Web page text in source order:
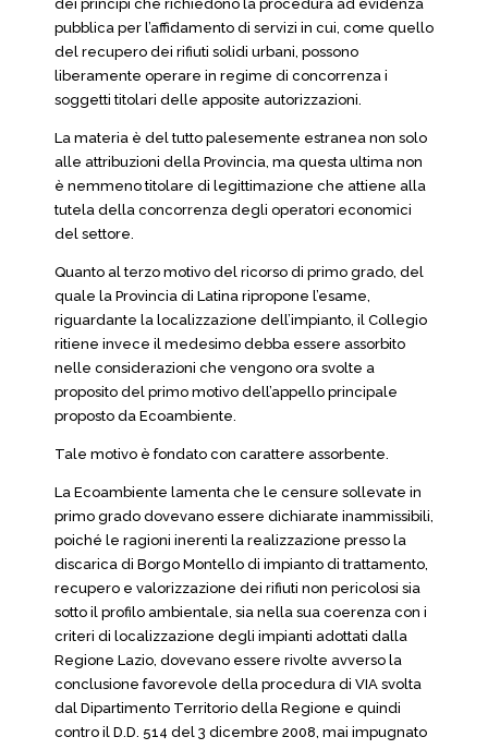
dei principi che richiedono la procedura ad evidenza
pubblica per l’affidamento di servizi in cui, come quello
del recupero dei rifiuti solidi urbani, possono
liberamente operare in regime di concorrenza i
soggetti titolari delle apposite autorizzazioni.
La materia è del tutto palesemente estranea non solo
alle attribuzioni della Provincia, ma questa ultima non
è nemmeno titolare di legittimazione che attiene alla
tutela della concorrenza degli operatori economici
del settore.
Quanto al terzo motivo del ricorso di primo grado, del
quale la Provincia di Latina ripropone l’esame,
riguardante la localizzazione dell’impianto, il Collegio
ritiene invece il medesimo debba essere assorbito
nelle considerazioni che vengono ora svolte a
proposito del primo motivo dell’appello principale
proposto da Ecoambiente.
Tale motivo è fondato con carattere assorbente.
La Ecoambiente lamenta che le censure sollevate in
primo grado dovevano essere dichiarate inammissibili,
poiché le ragioni inerenti la realizzazione presso la
discarica di Borgo Montello di impianto di trattamento,
recupero e valorizzazione dei rifiuti non pericolosi sia
sotto il profilo ambientale, sia nella sua coerenza con i
criteri di localizzazione degli impianti adottati dalla
Regione Lazio, dovevano essere rivolte avverso la
conclusione favorevole della procedura di VIA svolta
dal Dipartimento Territorio della Regione e quindi
contro il D.D. 514 del 3 dicembre 2008, mai impugnato